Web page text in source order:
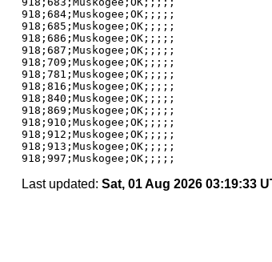
918;684;Muskogee;OK;;;;;
918;685;Muskogee;OK;;;;;
918;686;Muskogee;OK;;;;;
918;687;Muskogee;OK;;;;;
918;709;Muskogee;OK;;;;;
918;781;Muskogee;OK;;;;;
918;816;Muskogee;OK;;;;;
918;840;Muskogee;OK;;;;;
918;869;Muskogee;OK;;;;;
918;910;Muskogee;OK;;;;;
918;912;Muskogee;OK;;;;;
918;913;Muskogee;OK;;;;;
Last updated: Sat, 01 Aug 2026 03:19:33